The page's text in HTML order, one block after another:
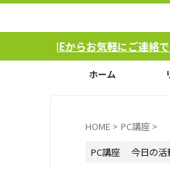
らお気軽にご連絡できるようにな
ホーム
HOME > PC講座 >
PC講座
今日の活